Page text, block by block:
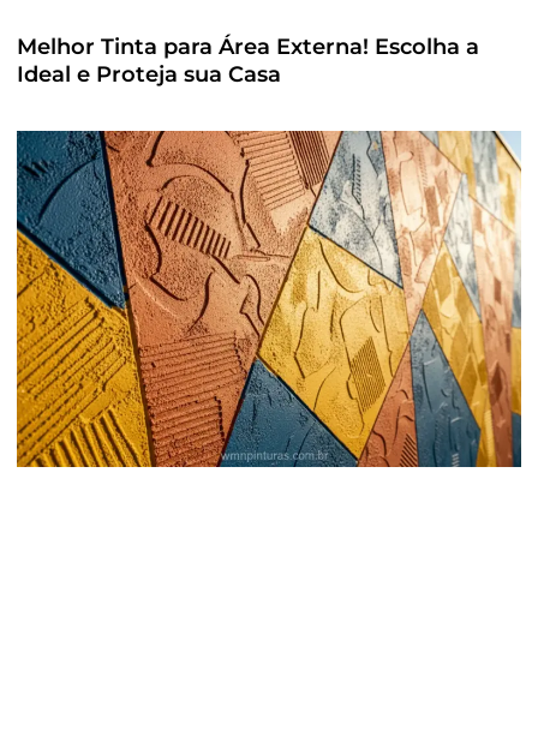
Melhor Tinta para Área Externa! Escolha a
Ideal e Proteja sua Casa